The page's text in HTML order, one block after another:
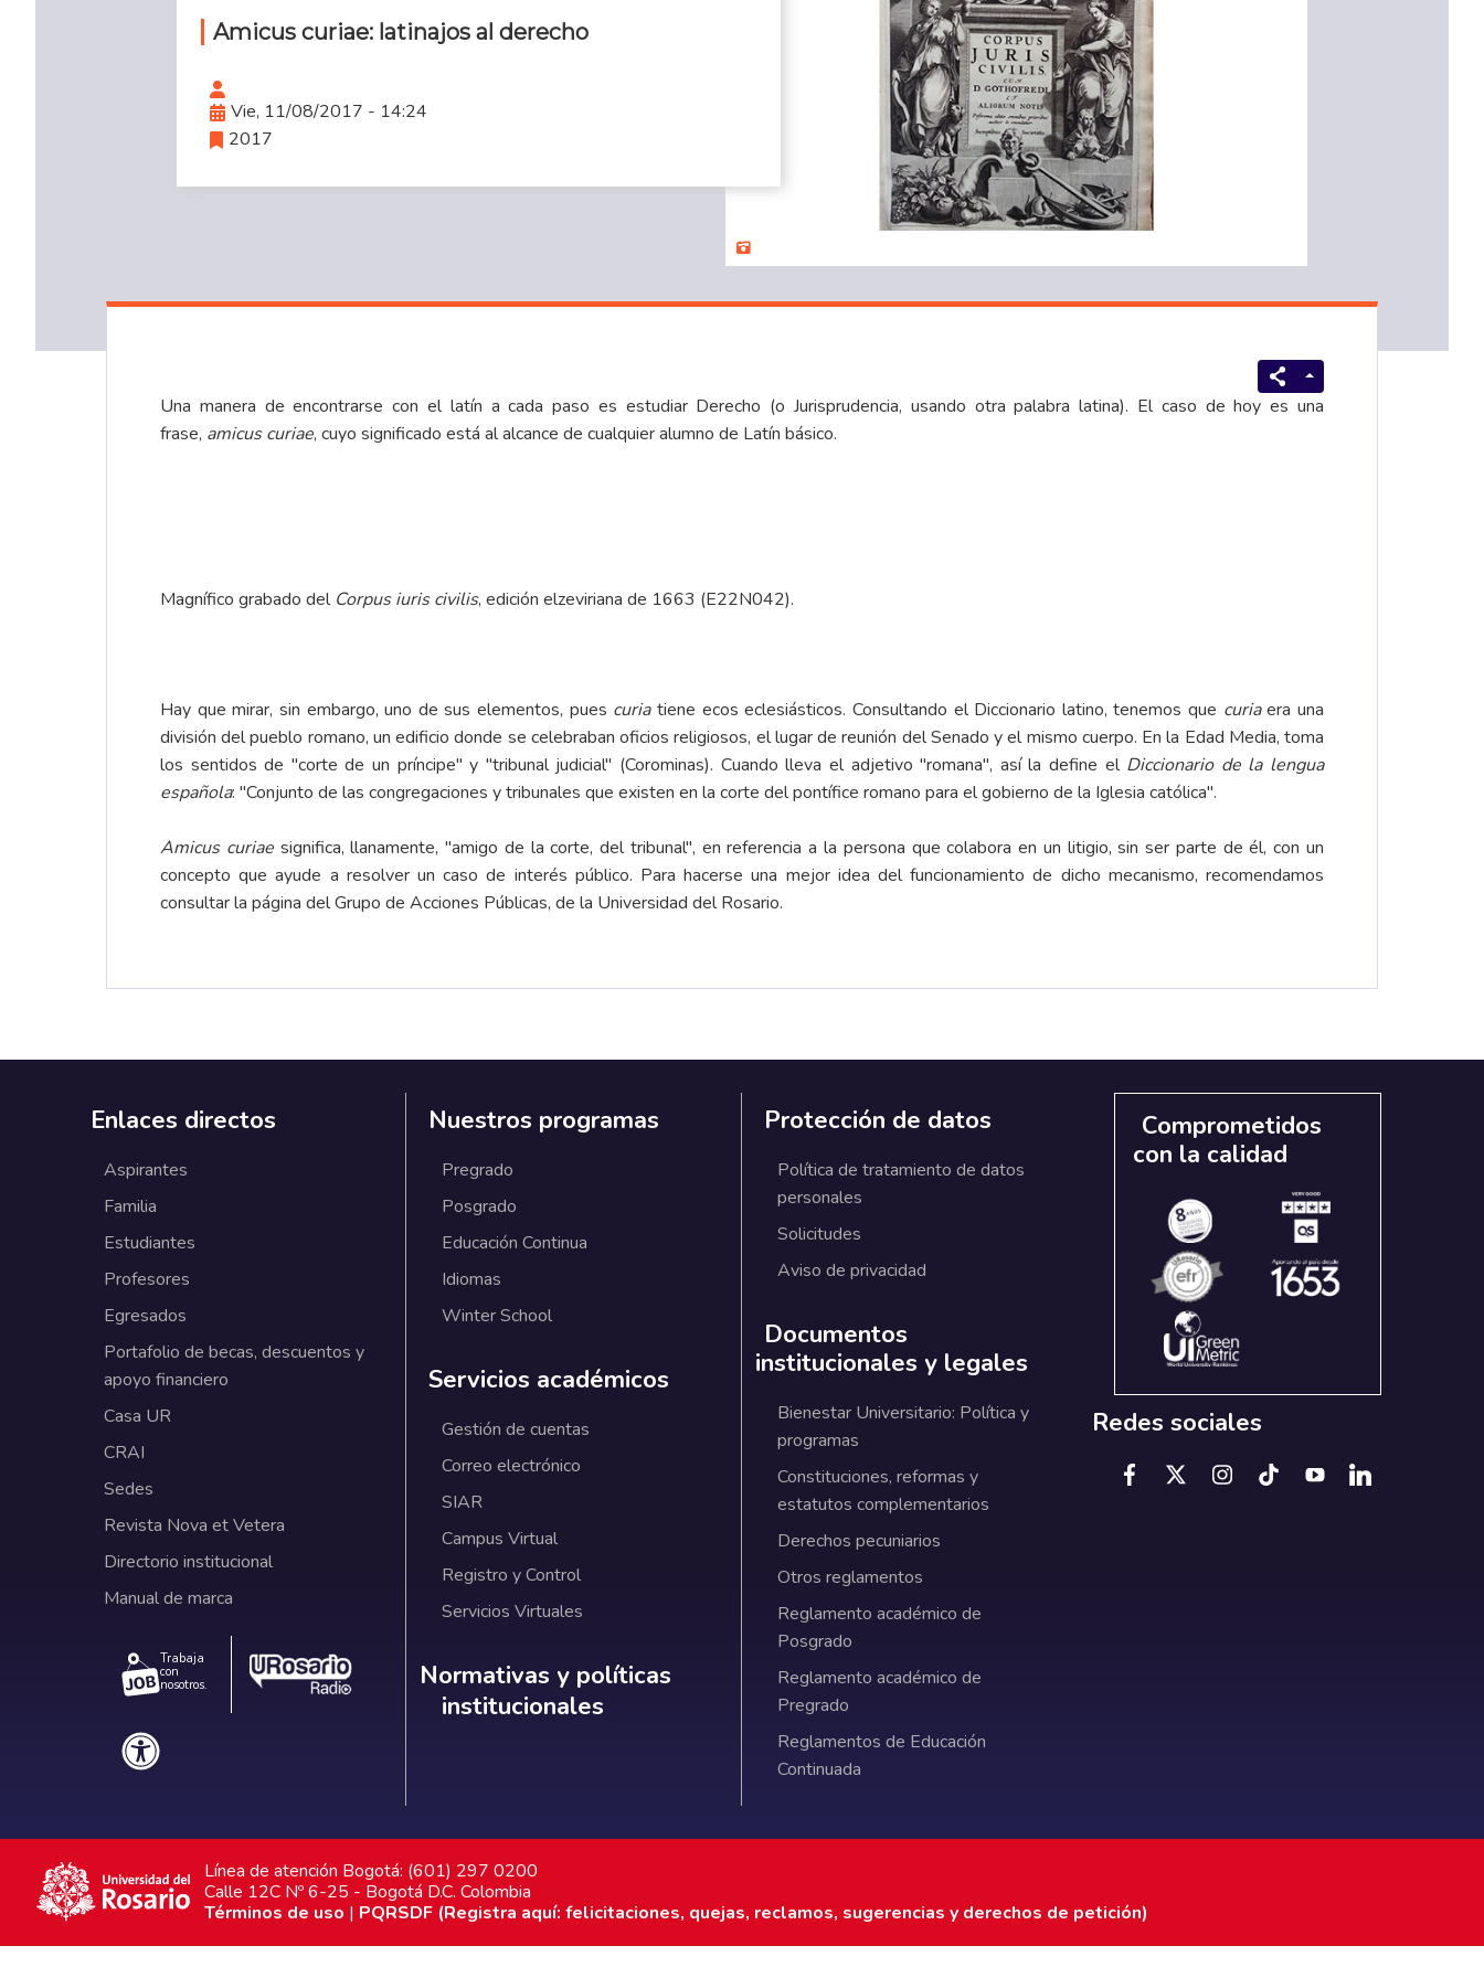
Amicus curiae: latinajos al derecho
Vie, 11/08/2017 - 14:24
2017
Una manera de encontrarse con el latín a cada paso es estudiar Derecho (o Jurisprudencia, usando otra palabra latina). El caso de hoy es una
frase, amicus curiae, cuyo significado está al alcance de cualquier alumno de Latín básico.
Magnífico grabado del Corpus iuris civilis, edición elzeviriana de 1663 (E22N042).
Hay que mirar, sin embargo, uno de sus elementos, pues curiatiene ecos eclesiásticos. Consultando el Diccionario latino, tenemos que curiaera una
división del pueblo romano, un edificio donde se celebraban oficios religiosos, el lugar de reunión del Senado y el mismo cuerpo. En la Edad Media, toma
los sentidos de "corte de un príncipe" y "tribunal judicial" (Corominas). Cuando lleva el adjetivo "romana", así la define el Diccionario de la lengua
española: "Conjunto de las congregaciones y tribunales que existen en la corte del pontífice romano para el gobierno de la Iglesia católica".
Amicus curiaesignifica, llanamente, "amigo de la corte, del tribunal", en referencia a la persona que colabora en un litigio, sin ser parte de él, con un
concepto que ayude a resolver un caso de interés público. Para hacerse una mejor idea del funcionamiento de dicho mecanismo, recomendamos
consultar la página delGrupo de Acciones Públicas, de la Universidad del Rosario.
Enlaces directos
Aspirantes
Familia
Estudiantes
Profesores
Egresados
Portafolio de becas, descuentos y
apoyo financiero
Casa UR
CRAI
Sedes
Revista Nova et Vetera
Directorio institucional
Manual de marca
Trabaja
con
nosotros.
Nuestros programas
Pregrado
Posgrado
Educación Continua
Idiomas
Winter School
Servicios académicos
Gestión de cuentas
Correo electrónico
SIAR
Campus Virtual
Registro y Control
Servicios Virtuales
Normativas y políticas institucionales
Normativas y políticas
institucionales
Protección de datos
Política de tratamiento de datos
personales
Solicitudes
Aviso de privacidad
Documentos
institucionales y legales
Bienestar Universitario: Política y
programas
Constituciones, reformas y
estatutos complementarios
Derechos pecuniarios
Otros reglamentos
Reglamento académico de
Posgrado
Reglamento académico de
Pregrado
Reglamentos de Educación
Continuada
Comprometidos
con la calidad
Redes sociales
Línea de atención Bogotá: (601) 297 0200
Calle 12C Nº 6-25 - Bogotá D.C. Colombia
Términos de uso | PQRSDF (Registra aquí: felicitaciones, quejas, reclamos, sugerencias y derechos de petición)